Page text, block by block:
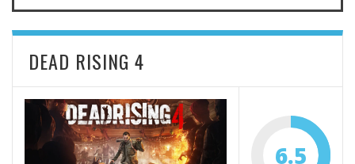
DEAD RISING 4
6.5